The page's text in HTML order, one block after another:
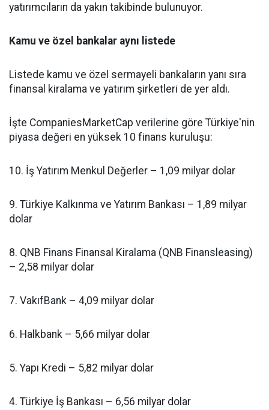
yatırımcıların da yakın takibinde bulunuyor.
Kamu ve özel bankalar aynı listede
Listede kamu ve özel sermayeli bankaların yanı sıra
finansal kiralama ve yatırım şirketleri de yer aldı.
İşte CompaniesMarketCap verilerine göre Türkiye'nin
piyasa değeri en yüksek 10 finans kuruluşu:
10. İş Yatırım Menkul Değerler – 1,09 milyar dolar
9. Türkiye Kalkınma ve Yatırım Bankası – 1,89 milyar
dolar
8. QNB Finans Finansal Kiralama (QNB Finansleasing)
– 2,58 milyar dolar
7. VakıfBank – 4,09 milyar dolar
6. Halkbank – 5,66 milyar dolar
5. Yapı Kredi – 5,82 milyar dolar
4. Türkiye İş Bankası – 6,56 milyar dolar